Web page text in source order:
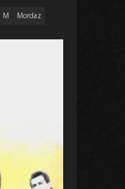
M Mordaz